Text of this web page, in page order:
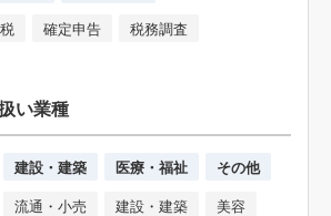
確定申告
税務調査
い業種
建設・建築 医療・福祉 その他
流通・小売 建設・建築
美容